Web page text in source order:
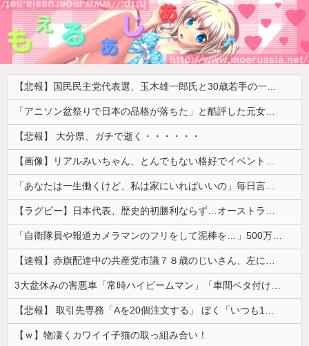
【悲報】国民民主党代表選、玉木雄一郎氏と30歳若手の一騎打ちへ → 榛葉幹事長の不出馬にネットで疑問噴出 ｗｗｗｗｗｗｗｗｗｗｗｗｗｗｗ
「アニソン盆祭りで日本の品格が落ちた」と酷評した元女優、「あんたが品格を語るのかよ！」と総ツッコミを食らってしまい……
【悲報】 大分県、ガチで逝く・・・・・・
【画像】リアルみいちゃん、とんでもない格好でイベント出演するwwwwwwwwww
「あなたは一生働くけど、私は家にいればいいの」毎日言われた20歳がついに返した一言…
【ラグビー】日本代表、歴史的初勝利ならず…オーストラリアに逆転負け ８戦全敗
「自衛隊員や報道カメラマンのフリをして泥棒を…」500万円分の預金通帳を盗まれた高齢女性が明かす被害！
【速報】赤旗配達中の共産党市議７８歳のじいさん、左に寄りすぎたか車で民家当て逃げ
3大盆休みの害悪車「常時ハイビームマン」「車間ベタ付けマン」「法定速度絶対遵守マン」
【悲報】 取引先専務「Aを20個注文する」 ぼく「いつも1～2個しか使わないけど本当に20であってる？」 取専「あってる」→結果『こう』なったんだが...
【ｗ】物凄くカワイイ子猫の取っ組み合い！